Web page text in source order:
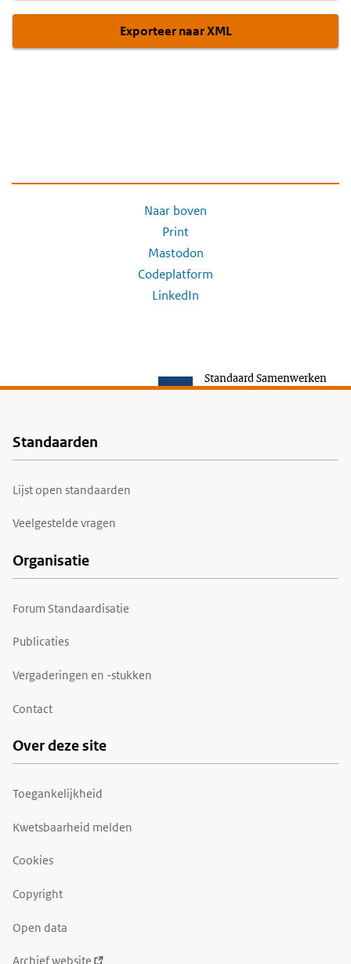
Exporteer naar XML
Naar boven
Print
Mastodon
Codeplatform
LinkedIn
Standaard Samenwerken
Voet
Standaarden
Lijst open standaarden
Veelgestelde vragen
Organisatie
Forum Standaardisatie
Publicaties
Vergaderingen en -stukken
Contact
Over deze site
Toegankelijkheid
Kwetsbaarheid melden
Cookies
Copyright
Open data
Archief website